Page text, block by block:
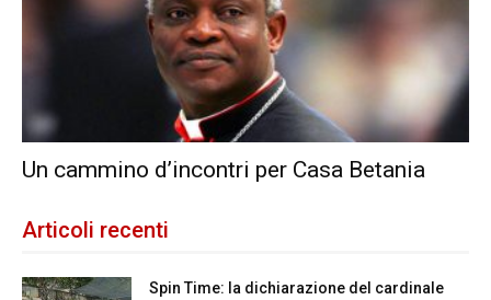
Un cammino d’incontri per Casa Betania
Articoli recenti
Spin Time: la dichiarazione del cardinale